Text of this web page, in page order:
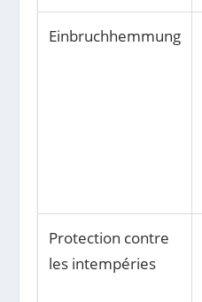
Einbruchhemmung
Protection contre
les intempéries